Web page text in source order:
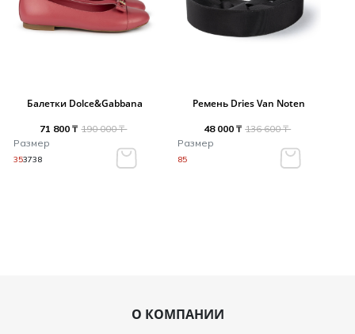
Балетки Dolce&Gabbana
71 800 ₸ 190 000 ₸
Размер
353738
Ремень Dries Van Noten
48 000 ₸ 136 600 ₸
Размер
85
О КОМПАНИИ